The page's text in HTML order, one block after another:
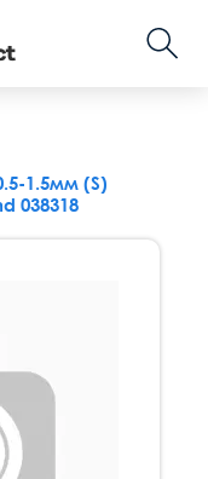
1.5мм (S)
038318